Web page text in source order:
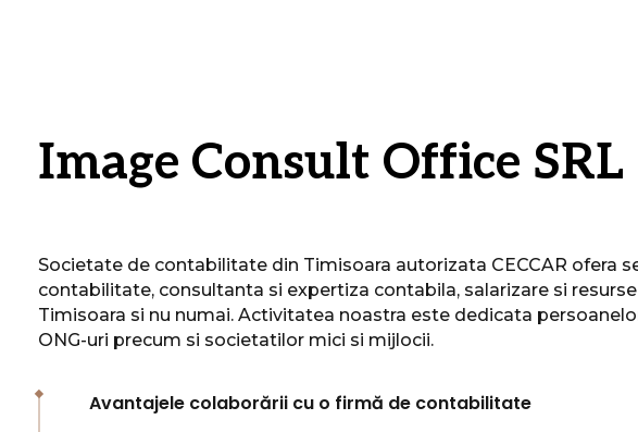
Image Consult Office SRL
Societate de contabilitate din Timisoara autorizata CECCAR ofera
contabilitate, consultanta si expertiza contabila, salarizare si
Timisoara si nu numai. Activitatea noastra este dedicata
ONG-uri precum si societatilor mici si mijlocii.
Avantajele colaborării cu o firmă de contabilitate